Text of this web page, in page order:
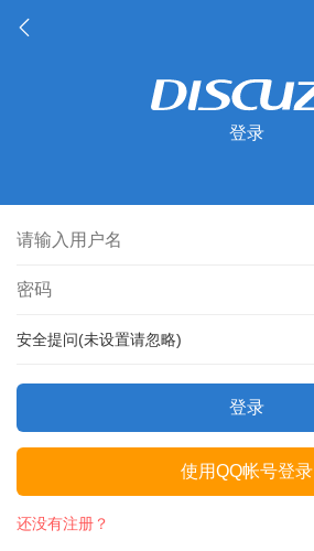
登录
安全提问(未设置请忽略)
登录
使用QQ帐号登录
还没有注册？